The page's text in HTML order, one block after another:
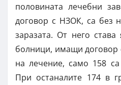
половината лечебни
договор с НЗОК, са без
заразата. От него
болници, имащи договор
на лечение, само 158
При останалите 174 в